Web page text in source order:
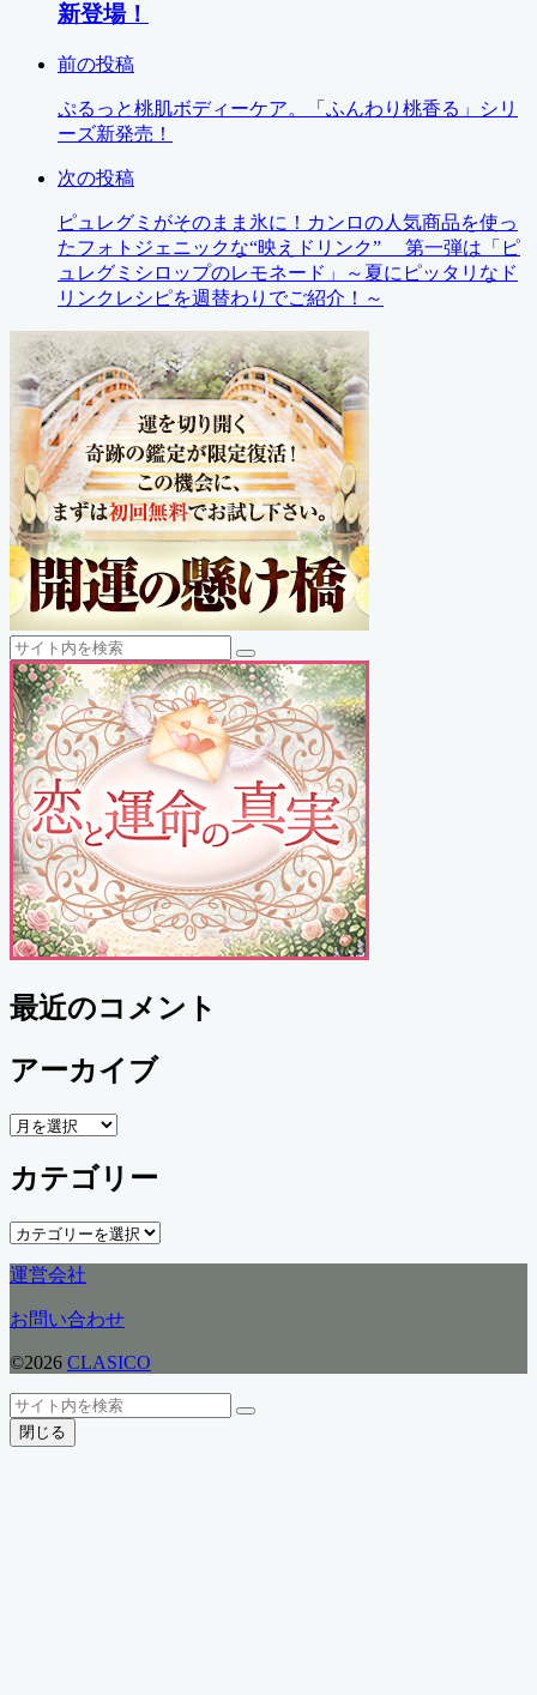
新登場！
前の投稿
ぷるっと桃肌ボディーケア。「ふんわり桃香る」シリ
ーズ新発売！
次の投稿
ピュレグミがそのまま氷に！カンロの人気商品を使っ
たフォトジェニックな“映えドリンク” 第一弾は「ピ
ュレグミシロップのレモネード」～夏にピッタリなド
リンクレシピを週替わりでご紹介！～
検
索
検
索
最近のコメント
アーカイブ
ア
カ
ブ
カテゴリー
カ
ゴ
リ
ー
運営会社
お問い合わせ
©2026 CLASICO
ト
ッ
プ
検
索
検
閉じる